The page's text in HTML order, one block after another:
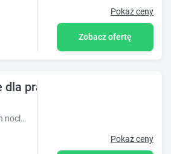
Pokaż ceny
Zobacz ofertę
pracowników w Warszawie
Oferujemy pokoje o podobnym standardzie na wszystkich obiektach noclegowych.
Pokaż ceny